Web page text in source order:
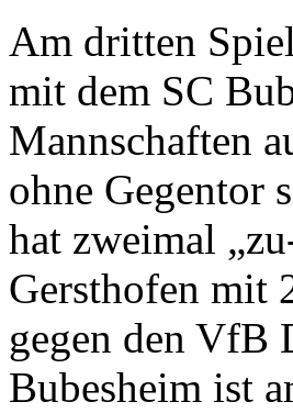
Am dritten
mit dem SC
Mannschaften
ohne Gegentor
hat zweimal
Gersthofen mit
gegen den VfB
Bubesheim ist